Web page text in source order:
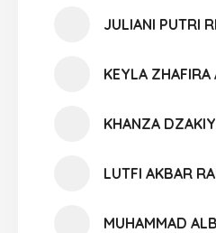
JULIANI PUTRI
KEYLA
KHANZA
LUTFI AKBAR
MUHAMMAD